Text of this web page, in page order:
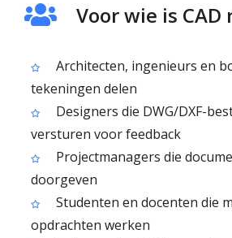
Voor wie is CAD
Architecten, ingenieurs en
tekeningen delen
Designers die DWG/DXF-
versturen voor feedback
Projectmanagers die
doorgeven
Studenten en docenten die
opdrachten werken